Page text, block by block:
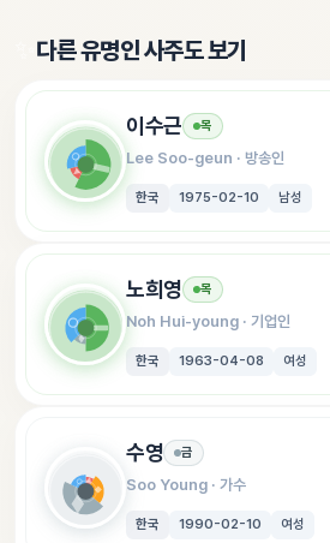
다른 유명인 사주도 보기
이수근 목
Lee Soo-geun · 방송인
한국 1975-02-10 남성
노희영 목
Noh Hui-young · 기업인
한국 1963-04-08 여성
수영 금
Soo Young · 가수
한국 1990-02-10 여성